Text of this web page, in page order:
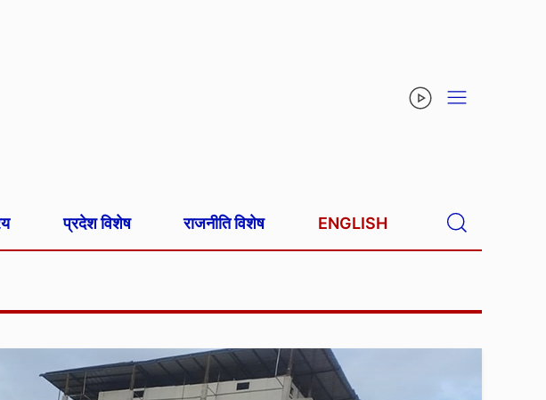
प्रदेश विशेष राजनीति विशेष ENGLISH